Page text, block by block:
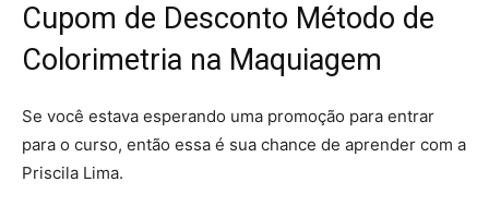
Cupom de Desconto Método de
Colorimetria na Maquiagem
Se você estava esperando uma promoção para entrar
para o curso, então essa é sua chance de aprender com a
Priscila Lima.